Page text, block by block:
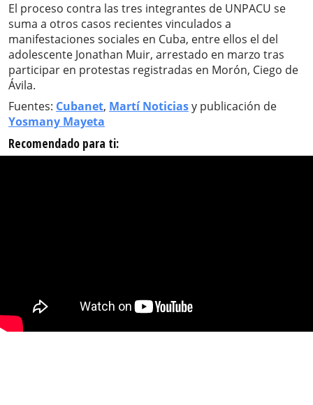
El proceso contra las tres integrantes de UNPACU se
suma a otros casos recientes vinculados a
manifestaciones sociales en Cuba, entre ellos el del
adolescente Jonathan Muir, arrestado en marzo tras
participar en protestas registradas en Morón, Ciego de
Ávila.
Fuentes: Cubanet, Martí Noticiasy publicación de
Yosmany Mayeta
Recomendado para ti: